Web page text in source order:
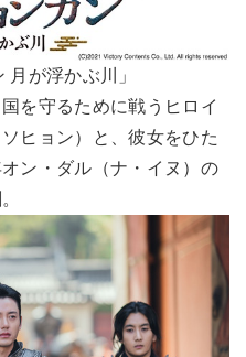
月が浮かぶ川」
を守るために戦うヒロイ
ヒョン）と、彼女をひた
ン・ダル（ナ・イヌ）の